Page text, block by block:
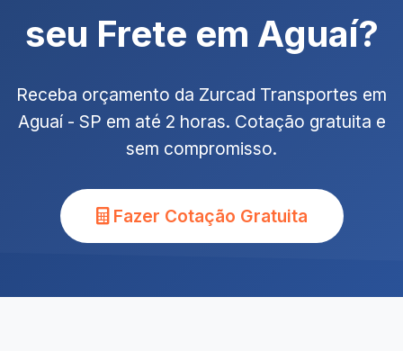
seu Frete em Aguaí?
Receba orçamento da Zurcad Transportes em
Aguaí - SP em até 2 horas. Cotação gratuita e
sem compromisso.
Fazer Cotação Gratuita